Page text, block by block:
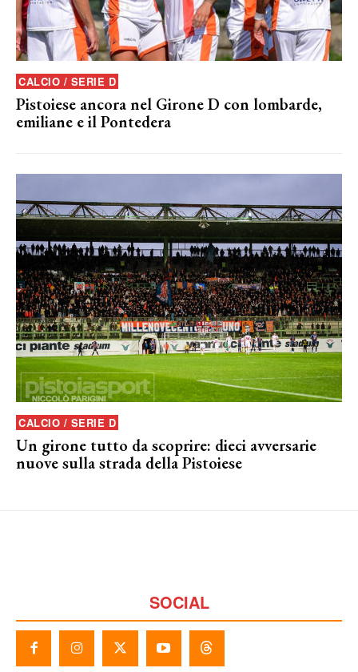
CALCIO / SERIE D
Pistoiese ancora nel Girone D con lombarde,
emiliane e il Pontedera
CALCIO / SERIE D
Un girone tutto da scoprire: dieci avversarie
nuove sulla strada della Pistoiese
SOCIAL